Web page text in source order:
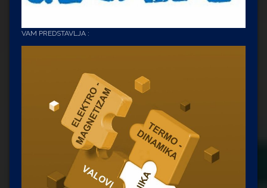
VAM PREDSTAVLJA :